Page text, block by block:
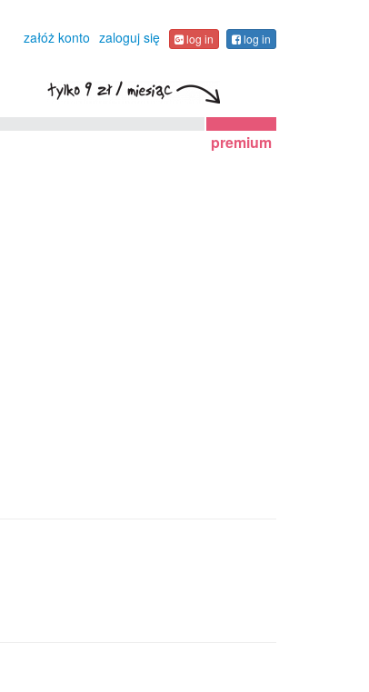
załóż konto zaloguj się log in log in
premium